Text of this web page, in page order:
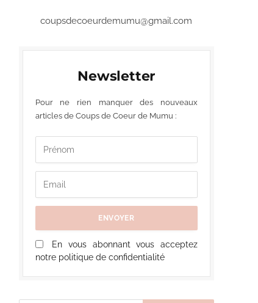
coupsdecoeurdemumu@gmail.com
Newsletter
Pour ne rien manquer des nouveaux
articles de Coups de Coeur de Mumu :
En vous abonnant vous acceptez
notre politique de confidentialité